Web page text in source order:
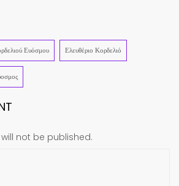
Ευόσμου Ελευθέριο Κορδελιό
not be published.